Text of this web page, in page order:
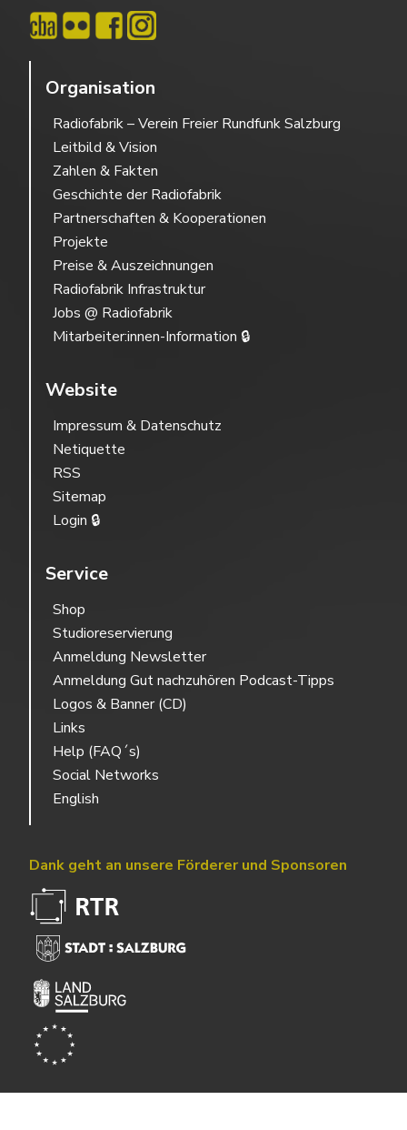
Organisation
Radiofabrik – Verein Freier Rundfunk Salzburg
Leitbild & Vision
Zahlen & Fakten
Geschichte der Radiofabrik
Partnerschaften & Kooperationen
Projekte
Preise & Auszeichnungen
Radiofabrik Infrastruktur
Jobs @ Radiofabrik
Mitarbeiter:innen-Information 🔒
Website
Impressum & Datenschutz
Netiquette
RSS
Sitemap
Login 🔒
Service
Shop
Studioreservierung
Anmeldung Newsletter
Anmeldung Gut nachzuhören Podcast-Tipps
Logos & Banner (CD)
Links
Help (FAQ´s)
Social Networks
English
Dank geht an unsere Förderer und Sponsoren